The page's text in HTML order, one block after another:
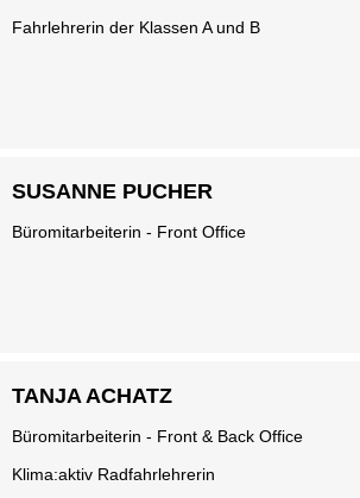
Fahrlehrerin der Klassen A und B
SUSANNE PUCHER
Büromitarbeiterin - Front Office
TANJA ACHATZ
Büromitarbeiterin - Front & Back Office
Klima:aktiv Radfahrlehrerin